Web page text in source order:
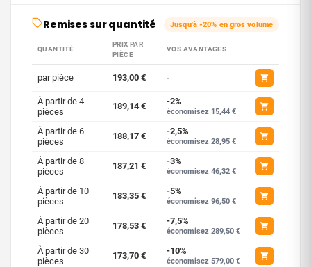
Remises sur quantité Jusqu'à -20% en gros volume
QUANTITÉ
PRIX PAR
PIÈCE
VOS AVANTAGES
par pièce 193,00 € -
À partir de 4
pièces
189,14 € -2%
économisez 15,44 €
À partir de 6
pièces
188,17 € -2,5%
économisez 28,95 €
À partir de 8
pièces
187,21 € -3%
économisez 46,32 €
À partir de 10
pièces
183,35 € -5%
économisez 96,50 €
À partir de 20
pièces
178,53 € -7,5%
économisez 289,50 €
À partir de 30
pièces
173,70 € -10%
économisez 579,00 €